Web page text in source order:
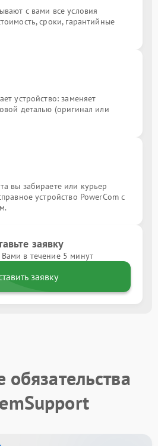
с вами все условия
сроки, гарантийные
устройство: заменяет
деталью (оригинал или
вы забираете или курьер
устройство PowerCom с
заявку
в течение 5 минут
заявку
обязательства